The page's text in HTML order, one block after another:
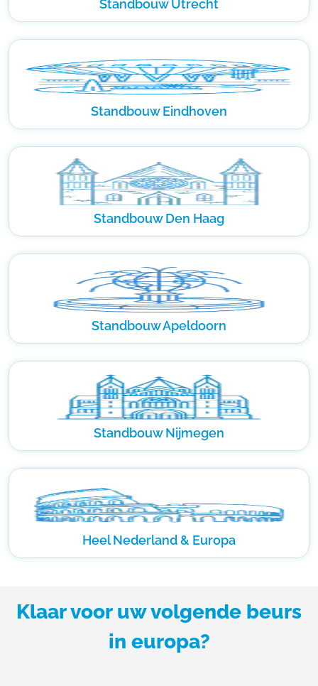
Standbouw Utrecht
Standbouw Eindhoven
Standbouw Den Haag
Standbouw Apeldoorn
Standbouw Nijmegen
Heel Nederland & Europa
Klaar voor uw volgende beurs
in europa?